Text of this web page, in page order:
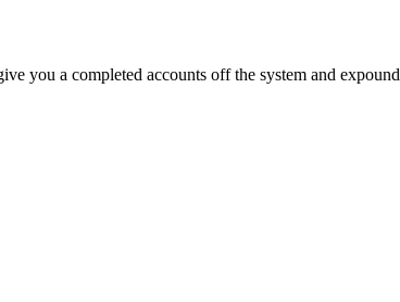
you a completed accounts off the system and expound